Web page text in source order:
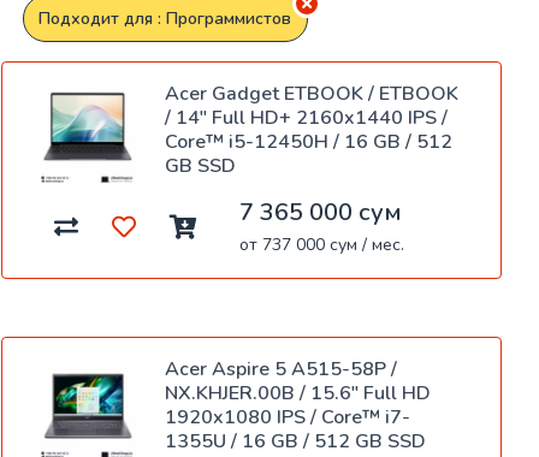
Подходит для : Программистов
Acer Gadget ETBOOK / ETBOOK
/ 14" Full HD+ 2160x1440 IPS /
Core™ i5-12450H / 16 GB / 512
GB SSD
7 365 000 сум
от 737 000 сум / мес.
Acer Aspire 5 A515-58P /
NX.KHJER.00B / 15.6" Full HD
1920x1080 IPS / Core™ i7-
1355U / 16 GB / 512 GB SSD